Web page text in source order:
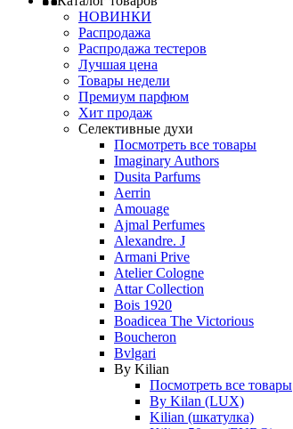
НОВИНКИ
Распродажа
Распродажа тестеров
Лучшая цена
Товары недели
Премиум парфюм
Хит продаж
Селективные духи
Посмотреть все товары
Imaginary Authors
Dusita Parfums
Aerrin
Amouage
Ajmal Perfumes
Alexandre. J
Armani Prive
Atelier Cologne
Attar Collection
Bois 1920
Boadicea The Victorious
Boucheron
Bvlgari
By Kilian
Посмотреть все товары
By Kilan (LUX)
Kilian (шкатулка)